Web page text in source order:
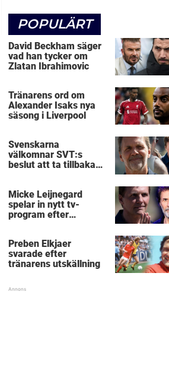
POPULÄRT
David Beckham säger
vad han tycker om
Zlatan Ibrahimovic
Tränarens ord om
Alexander Isaks nya
säsong i Liverpool
Svenskarna
välkomnar SVT:s
beslut att ta tillbaka
Micke Leijnegard
spelar in nytt tv-
program efter
Preben Elkjaer
svarade efter
tränarens utskällning